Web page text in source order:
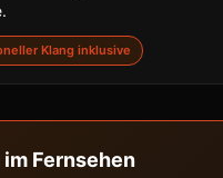
Klang inklusive
Fernsehen